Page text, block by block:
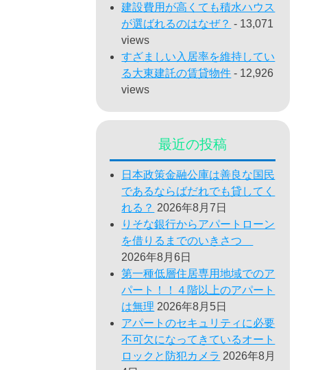
建設費用が高くても積水ハウス
が選ばれるのはなぜ？ - 13,071
views
すざましい入居率を維持してい
る大東建託の賃貸物件 - 12,926
views
最近の投稿
日本政策金融公庫は善良な国民
であるならばだれでも貸してく
れる？ 2026年8月7日
りそな銀行からアパートローン
を借りるまでのいきさつ
2026年8月6日
第一種低層住居専用地域でのア
パート！！４階以上のアパート
は無理 2026年8月5日
アパートのセキュリティに必要
不可欠になってきているオート
ロックと防犯カメラ 2026年8月